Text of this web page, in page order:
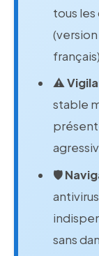
tous
⚠️
stable
🛡️
sans